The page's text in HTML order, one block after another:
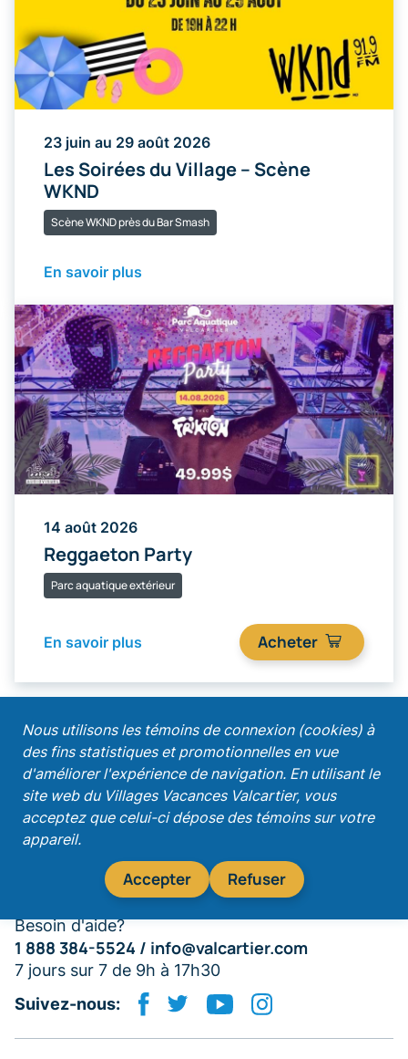
23 juin au 29 août 2026
Les Soirées du Village – Scène
WKND
Scène WKND près du Bar Smash
En savoir plus
14 août 2026
Reggaeton Party
Parc aquatique extérieur
Acheter
En savoir plus
Nous utilisons les témoins de connexion (cookies) à
des fins statistiques et promotionnelles en vue
d'améliorer l'expérience de navigation. En utilisant le
site web du Villages Vacances Valcartier, vous
acceptez que celui-ci dépose des témoins sur votre
appareil.
Accepter Refuser
Recevez nos promotions!
S'abonner
Besoin d'aide?
1 888 384-5524 / info@valcartier.com
7 jours sur 7 de 9h à 17h30
Suivez-nous: